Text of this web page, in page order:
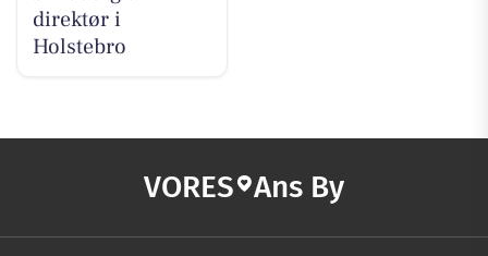
direktør i
Holstebro
VORES Ans By